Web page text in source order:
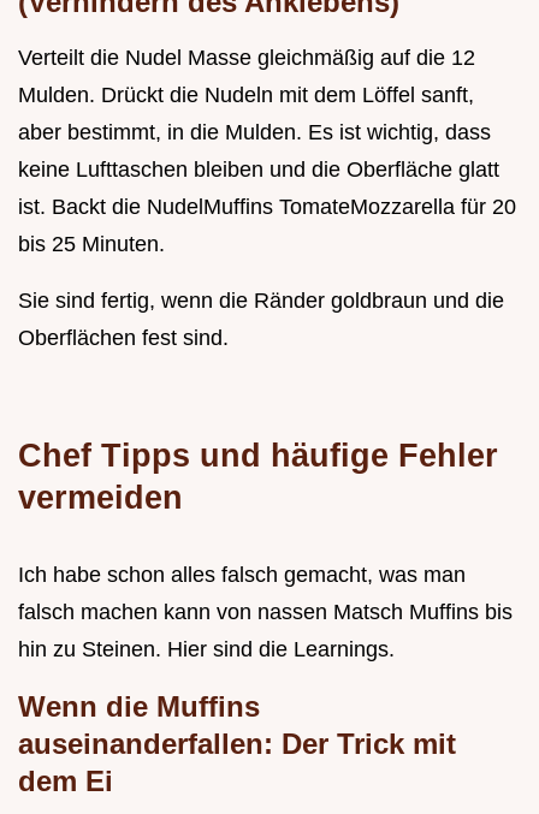
Verteilt die Nudel Masse gleichmäßig auf die 12
Mulden. Drückt die Nudeln mit dem Löffel sanft,
aber bestimmt, in die Mulden. Es ist wichtig, dass
keine Lufttaschen bleiben und die Oberfläche glatt
ist. Backt die NudelMuffins TomateMozzarella für 20
bis 25 Minuten.
Sie sind fertig, wenn die Ränder goldbraun und die
Oberflächen fest sind.
Chef Tipps und häufige Fehler
vermeiden
Ich habe schon alles falsch gemacht, was man
falsch machen kann von nassen Matsch Muffins bis
hin zu Steinen. Hier sind die Learnings.
Wenn die Muffins
auseinanderfallen: Der Trick mit
dem Ei